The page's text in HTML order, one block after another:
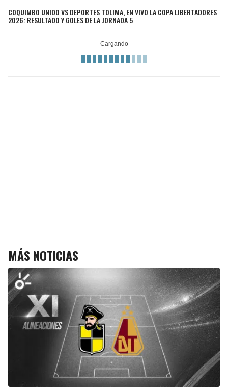
COQUIMBO UNIDO VS DEPORTES TOLIMA, EN VIVO LA COPA LIBERTADORES
2026: RESULTADO Y GOLES DE LA JORNADA 5
MÁS NOTICIAS